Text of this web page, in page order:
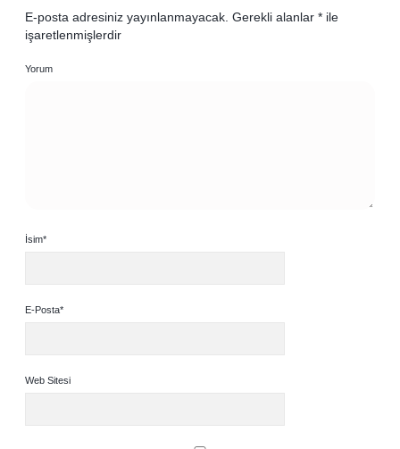
E-posta adresiniz yayınlanmayacak. Gerekli alanlar * ile
işaretlenmişlerdir
Yorum
İsim*
E-Posta*
Web Sitesi